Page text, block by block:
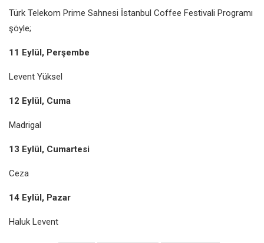
Türk Telekom Prime Sahnesi İstanbul Coffee Festivali Programı
şöyle;
11 Eylül, Perşembe
Levent Yüksel
12 Eylül, Cuma
Madrigal
13 Eylül, Cumartesi
Ceza
14 Eylül, Pazar
Haluk Levent